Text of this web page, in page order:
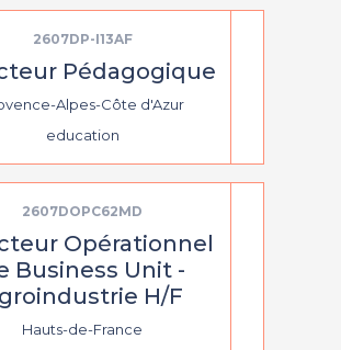
2607DP-I13AF
Pédagogique
Alpes-Côte d'Azur
education
2607DOPC62MD
Opérationnel
Business Unit -
H/F
Hauts-de-France